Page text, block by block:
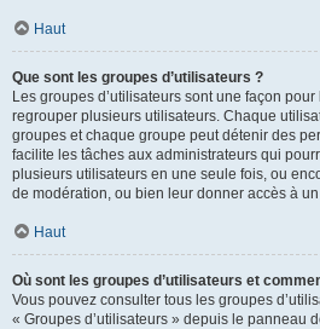
Haut
Que sont les groupes d’utilisateurs ?
Les groupes d’utilisateurs sont une façon
regrouper plusieurs utilisateurs. Chaque
groupes et chaque groupe peut détenir des
facilite les tâches aux administrateurs qui
plusieurs utilisateurs en une seule fois, ou
de modération, ou bien leur donner accès à
Haut
Où sont les groupes d’utilisateurs et
Vous pouvez consulter tous les groupes
« Groupes d’utilisateurs » depuis le panneau